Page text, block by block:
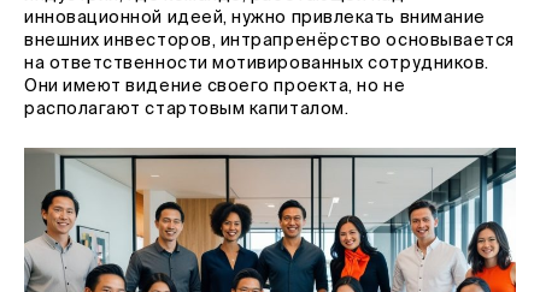
инновационной идеей, нужно привлекать внимание
внешних инвесторов, интрапренёрство основывается
на ответственности мотивированных сотрудников.
Они имеют видение своего проекта, но не
располагают стартовым капиталом.